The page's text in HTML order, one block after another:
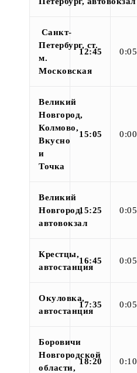
Санкт-
Петербург, ст.
м.
Московская
12:45 0:05
Великий
Новгород,
Колмово,
Вкусно
и
Точка
15:05 0:00
Великий
Новгород,
автовокзал
15:25 0:05
Крестцы,
автостанция
16:45 0:05
Окуловка,
автостанция
17:35 0:05
Боровичи
Новгородской
области,
18:20 0:10